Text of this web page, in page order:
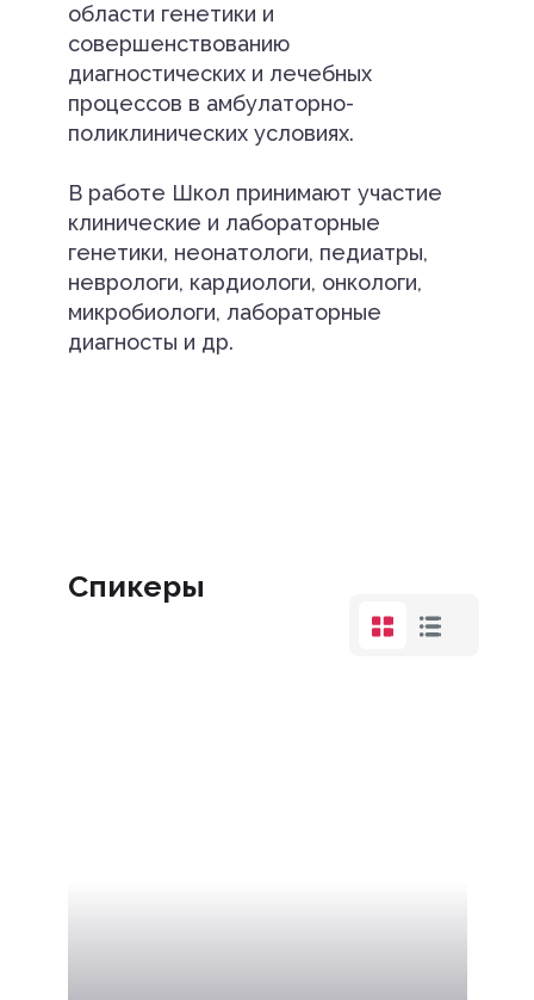
области генетики и
совершенствованию
диагностических и лечебных
процессов в амбулаторно-
поликлинических условиях.
В работе Школ принимают участие
клинические и лабораторные
генетики, неонатологи, педиатры,
неврологи, кардиологи, онкологи,
микробиологи, лабораторные
диагносты и др.
Спикеры